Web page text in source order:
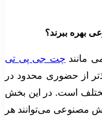
بهره ببرند؟
مانند چت جی پی تی
از حضوری محدود در
مختلف است. در این بخش
مصنوعی می‌توانند هر